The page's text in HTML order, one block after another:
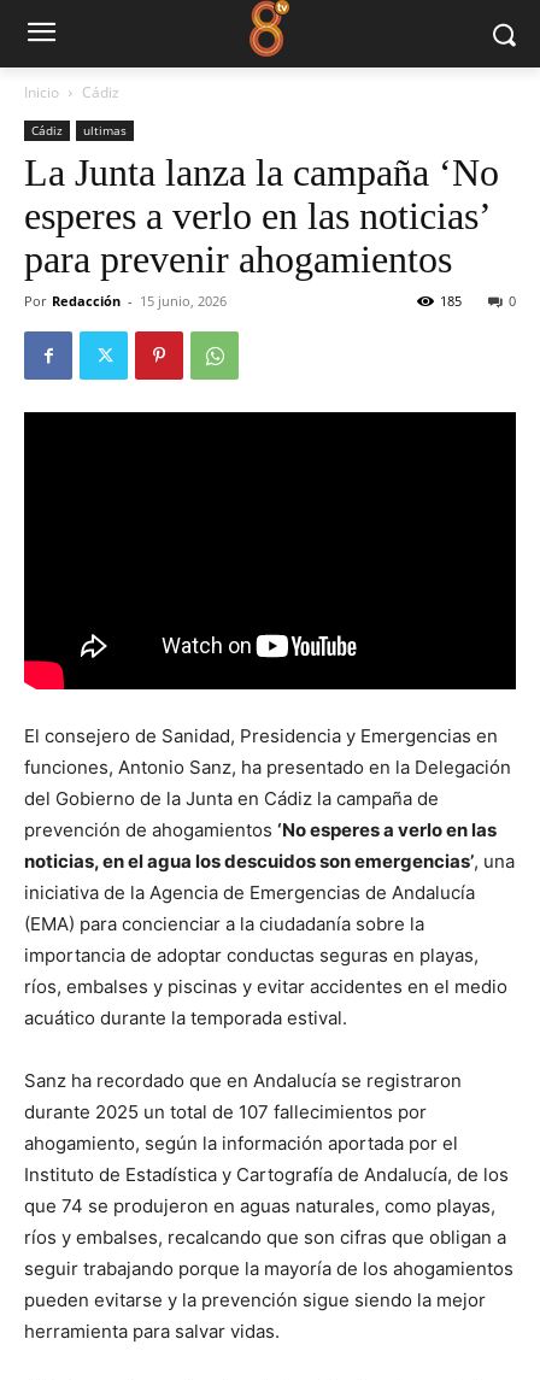
Inicio Cádiz
Cádiz ultimas
La Junta lanza la campaña ‘No
esperes a verlo en las noticias’
para prevenir ahogamientos
Por Redacción - 15 junio, 2026 0
185
El consejero de Sanidad, Presidencia y Emergencias en
funciones, Antonio Sanz, ha presentado en la Delegación
del Gobierno de la Junta en Cádiz la campaña de
prevención de ahogamientos ‘No esperes a verlo en las
noticias, en el agua los descuidos son emergencias’, una
iniciativa de la Agencia de Emergencias de Andalucía
(EMA) para concienciar a la ciudadanía sobre la
importancia de adoptar conductas seguras en playas,
ríos, embalses y piscinas y evitar accidentes en el medio
acuático durante la temporada estival.
Sanz ha recordado que en Andalucía se registraron
durante 2025 un total de 107 fallecimientos por
ahogamiento, según la información aportada por el
Instituto de Estadística y Cartografía de Andalucía, de los
que 74 se produjeron en aguas naturales, como playas,
ríos y embalses, recalcando que son cifras que obligan a
seguir trabajando porque la mayoría de los ahogamientos
pueden evitarse y la prevención sigue siendo la mejor
herramienta para salvar vidas.